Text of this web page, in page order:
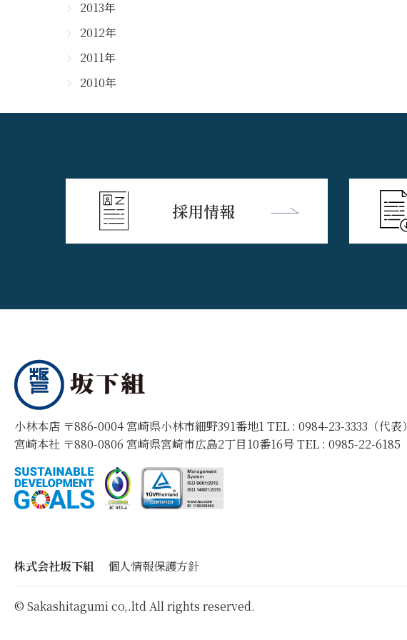
2013年
2012年
2011年
2010年
採用情報
小林本店 〒886-0004 宮崎県小林市細野391番地1 TEL : 0984-23-3333（代表）
宮崎本社 〒880-0806 宮崎県宮崎市広島2丁目10番16号 TEL : 0985-22-6185
株式会社坂下組 個人情報保護方針
© Sakashitagumi co,.ltd All rights reserved.